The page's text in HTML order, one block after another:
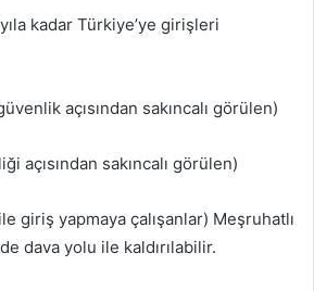
kadar Türkiye’ye girişleri
açısından sakıncalı görülen)
açısından sakıncalı görülen)
giriş yapmaya çalışanlar) Meşruhatlı
dava yolu ile kaldırılabilir.